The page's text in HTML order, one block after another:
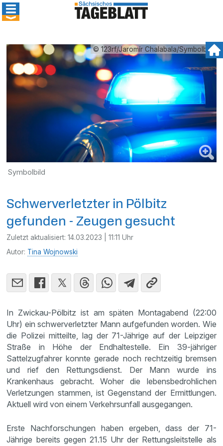
© 123rf/Jaromír Chalabala/Symbolbild
Symbolbild
Schwerverletzter in Pölbitz
gefunden - Zeugen gesucht
Zuletzt aktualisiert:14.03.2023 | 11:11 Uhr
Autor: Tina Wojnowski
In Zwickau-Pölbitz ist am späten Montagabend (22:00
Uhr) ein schwerverletzter Mann aufgefunden worden. Wie
die Polizei mitteilte, lag der 71-Jährige auf der Leipziger
Straße in Höhe der Endhaltestelle. Ein 39-jähriger
Sattelzugfahrer konnte gerade noch rechtzeitig bremsen
und rief den Rettungsdienst. Der Mann wurde ins
Krankenhaus gebracht. Woher die lebensbedrohlichen
Verletzungen stammen, ist Gegenstand der Ermittlungen.
Aktuell wird von einem Verkehrsunfall ausgegangen.
Erste Nachforschungen haben ergeben, dass der 71-
Jährige bereits gegen 21.15 Uhr der Rettungsleitstelle als